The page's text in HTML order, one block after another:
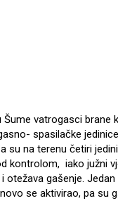
Šume vatrogasci brane
spasilačke
su na terenu četiri
kontrolom, iako južni
otežava gašenje. Jedan
se aktivirao, pa su